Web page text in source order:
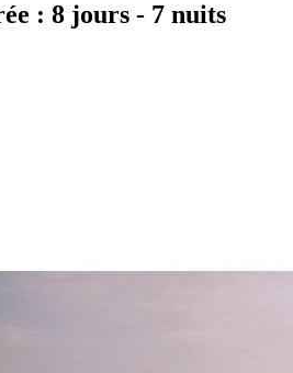
: 8 jours - 7 nuits